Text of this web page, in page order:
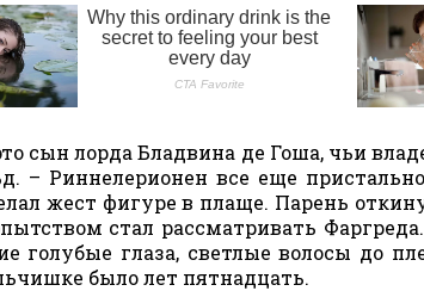
сын лорда Бладвина де Гоша, чьи
– Риннелерионен все еще
жест фигуре в плаще. Парень
стал рассматривать
голубые глаза, светлые волосы до
было лет пятнадцать.